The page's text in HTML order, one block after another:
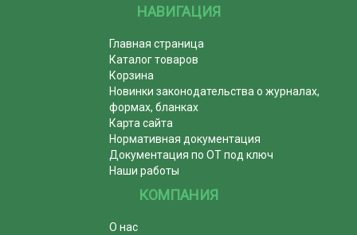
НАВИГАЦИЯ
Главная страница
Каталог товаров
Корзина
Новинки законодательства о журналах,
формах, бланках
Карта сайта
Нормативная документация
Документация по ОТ под ключ
Наши работы
КОМПАНИЯ
О нас